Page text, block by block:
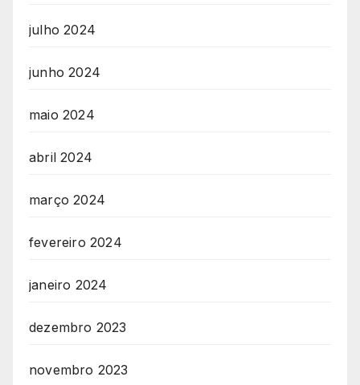
julho 2024
junho 2024
maio 2024
abril 2024
março 2024
fevereiro 2024
janeiro 2024
dezembro 2023
novembro 2023